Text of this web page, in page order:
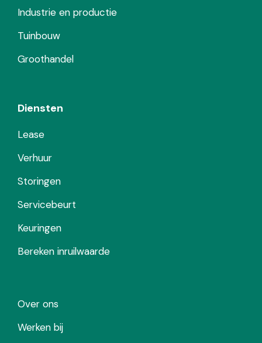
Industrie en productie
Tuinbouw
Groothandel
Diensten
Lease
Verhuur
Storingen
Servicebeurt
Keuringen
Bereken inruilwaarde
Over ons
Werken bij